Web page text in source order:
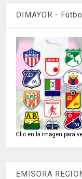
DIMAYOR -
Clic en la imagen para
EMISORA